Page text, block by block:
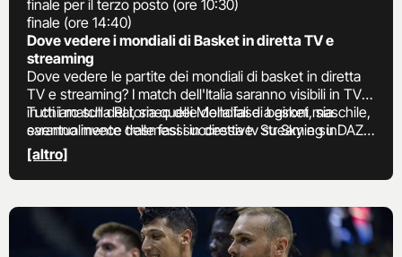
finale per il terzo posto (ore 10:30)
finale (ore 14:40)
Dove vedere i mondiali di Basket in diretta TV e
streaming
Dove vedere le partite dei mondiali di basket in diretta
TV e streaming? I match dell'Italia saranno visibili in TV
in chiaro sulla Rai, sia quelle della fase a gironi, sia
eventualmente delle fasi successive. Streaming in
chiaro sulla piattaforma Rai Play.
Tutti i match del torneo dei Mondiali di basket maschile,
saranno invece trasmessi in diretta tv su Sky e su DAZN
per i rispettivi abbonati. Per quanto riguarda lo
streaming, invece ci si potrà collegare con dispositivi
portatili e computer all'app Sky Go o a quella di DAZN,
dell'evento su NOW TV.
[altro]